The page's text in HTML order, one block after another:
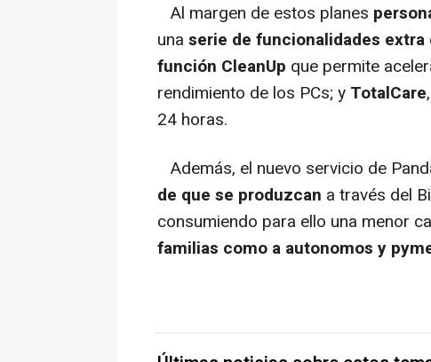
Al margen de estos planes
una serie de funcionalidades extra
función CleanUp que permite
rendimiento de los PCs; y TotalCare
24 horas.
Además, el nuevo servicio de
de que se produzcan a través del
consumiendo para ello una menor
familias como a autonomos y